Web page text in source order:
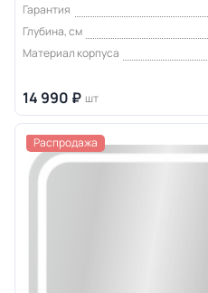
Гарантия
Глубина, см
Материал корпуса
14 990 ₽ шт
Распродажа